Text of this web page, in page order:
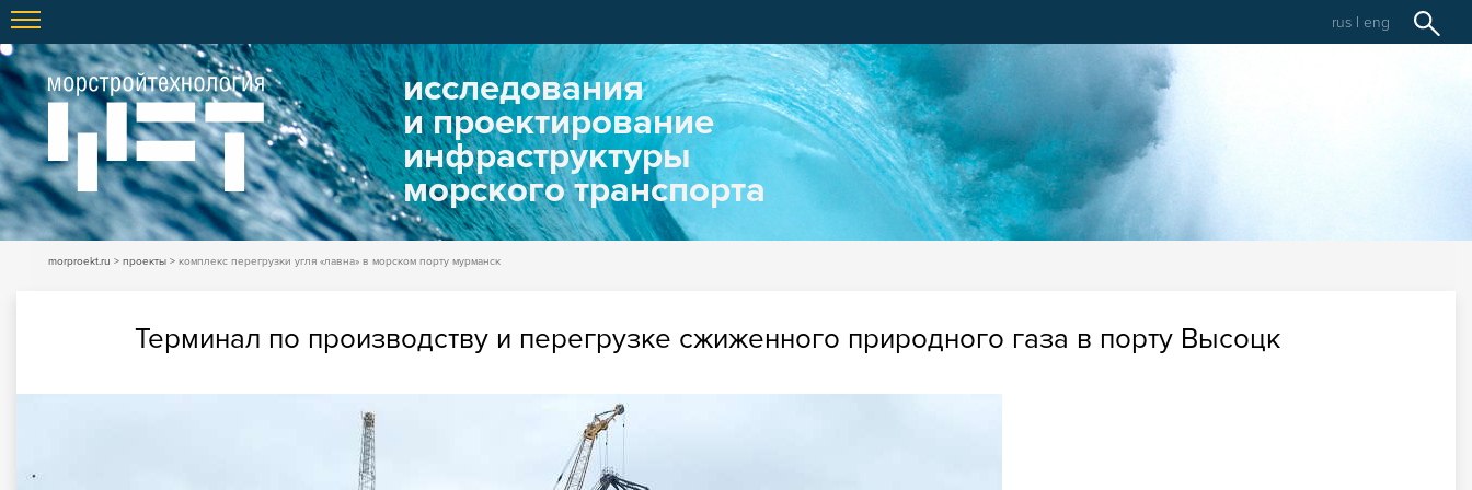
rus | eng
исследования
и проектирование
инфраструктуры
морского транспорта
morproekt.ru проекты комплекс перегрузки угля «лавна» в морском порту мурманск
Терминал по производству и перегрузке сжиженного природного газа в порту Высоцк